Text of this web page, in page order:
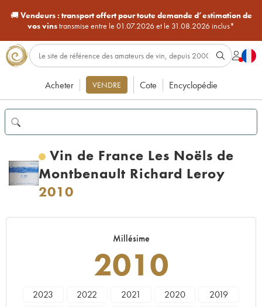
🚚Vendeurs : transport offert pour toute demande d’estimation de
vos vinstransmise entre le 01.07.2026 et le 31.08.2026 inclus*
Acheter VENDRE Cote Encyclopédie
Vin de France Les Noëls de
Montbenault Richard Leroy
2010
Millésime
2010
2023 2022 2021 2020
2019